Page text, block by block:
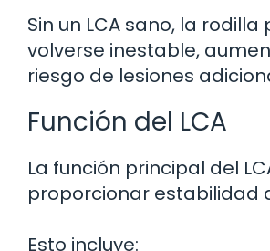
Sin un LCA sano, la rodilla
volverse inestable,
riesgo de lesiones
Función del LCA
La función principal del
proporcionar estabilidad
Esto incluye: